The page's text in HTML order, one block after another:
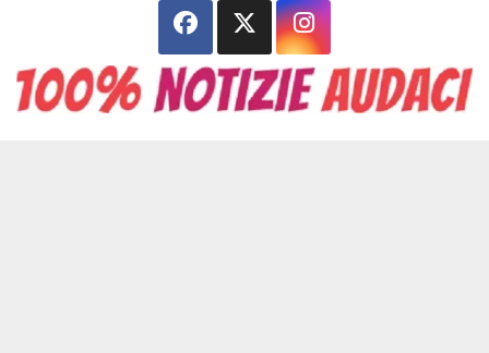
contenuto